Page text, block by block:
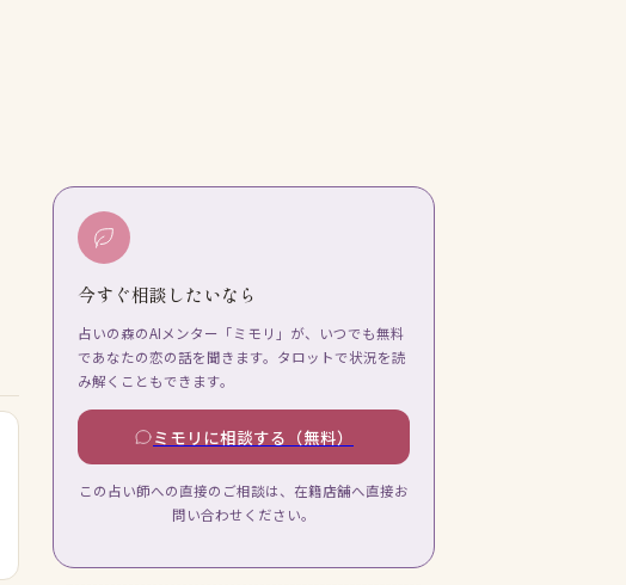
今すぐ相談したいなら
占いの森のAIメンター「ミモリ」が、いつでも無料
であなたの恋の話を聞きます。タロットで状況を読
み解くこともできます。
ミモリに相談する（無料）
この占い師への直接のご相談は、在籍店舗へ直接お
問い合わせください。